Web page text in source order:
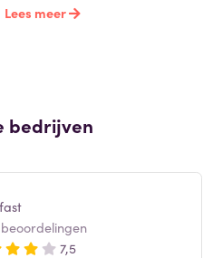
Lees meer
bedrijven
beoordelingen
7,5